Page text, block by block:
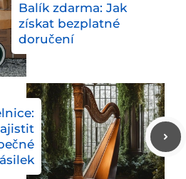
Balík zdarma: Jak
získat bezplatné
doručení